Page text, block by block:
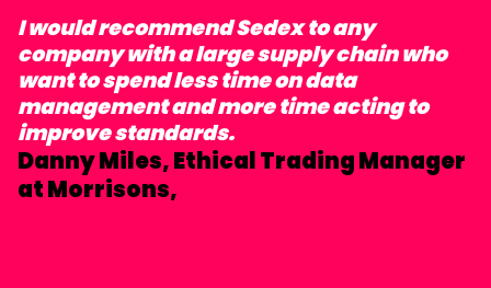
I would recommend Sedex to any
company with a large supply chain who
want to spend less time on data
management and more time acting to
improve standards.
Danny Miles, Ethical Trading Manager
at Morrisons,